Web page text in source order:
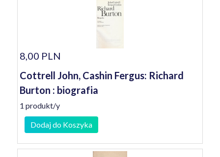
8,00 PLN
Cottrell John, Cashin Fergus: Richard
Burton : biografia
1 produkt/y
Dodaj do Koszyka